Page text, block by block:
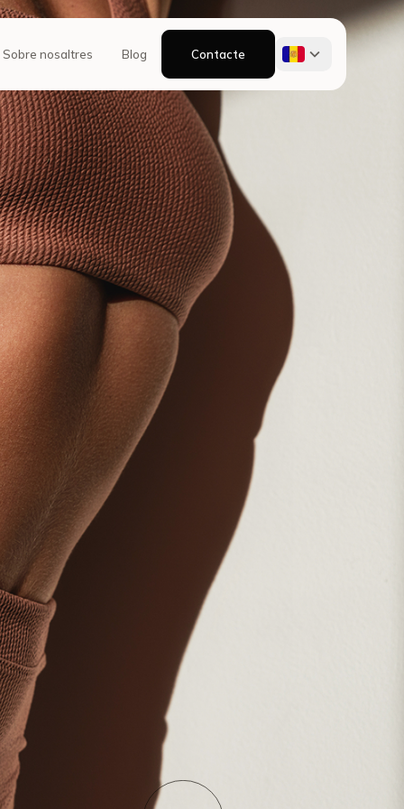
Sobre nosaltres Blog Contacte